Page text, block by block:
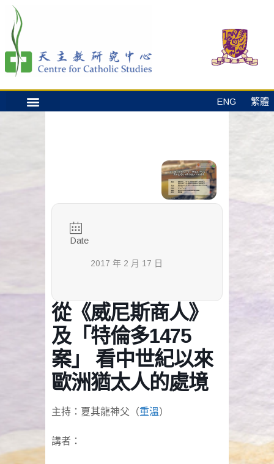
ENG 繁體
Date
2017 年 2 月 17 日
從《威尼斯商人》
及「特倫多1475
案」 看中世紀以來
歐洲猶太人的處境
主持：夏其龍神父（重溫）
講者：